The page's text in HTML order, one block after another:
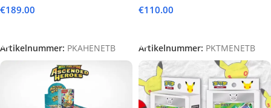
€189.00
Artikelnummer: PKAHENETB
€110.00
Artikelnummer: PKTMENETB